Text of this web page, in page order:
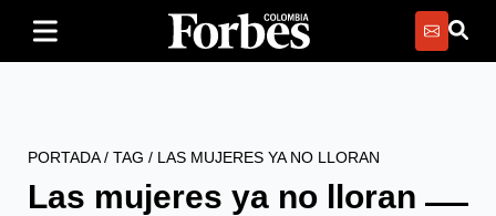
PORTADA/ TAG / LAS MUJERES YA NO LLORAN
Las mujeres ya no lloran